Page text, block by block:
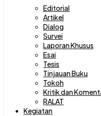
Editorial
Artikel
Dialog
Survei
Laporan Khusus
Esai
Tesis
Tinjauan Buku
Tokoh
Kritik dan
RALAT
Kegiatan